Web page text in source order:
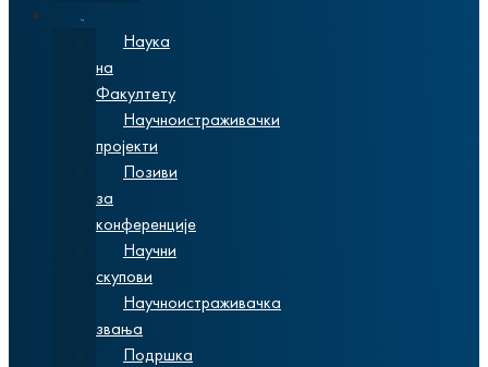
Наука
на
Факултету
Научноистраживачки
пројекти
Позиви
за
конференције
Научни
скупови
Научноистраживачка
звања
Подршка